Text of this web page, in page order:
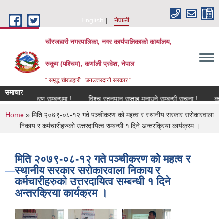
English
नेपाली
चौरजहारी नगरपालिका, नगर कार्यपालिकाको कार्यालय,
रुकुम (पश्चिम), कर्णाली प्रदेश, नेपाल
“ समृद्ध चौरजहारी : जनउत्तरदायी सरकार "
समाचार
नविकरण सम्बन्धमा !
विश्च स्तनपान सप्ताह मनाउने सम्बन्धी सूचना !
You are here
Home » मिति २०७९-०८-१२ गते पञ्चीकरण को महत्व र स्थानीय सरकार सरोकारवाला
निकाय र कर्मचारीहरुको उत्तरदायित्व सम्बन्धी १ दिने अन्तरक्रिया कार्यक्रम ।
मिति २०७९-०८-१२ गते पञ्चीकरण को महत्व र
स्थानीय सरकार सरोकारवाला निकाय र
कर्मचारीहरुको उत्तरदायित्व सम्बन्धी १ दिने
अन्तरक्रिया कार्यक्रम ।